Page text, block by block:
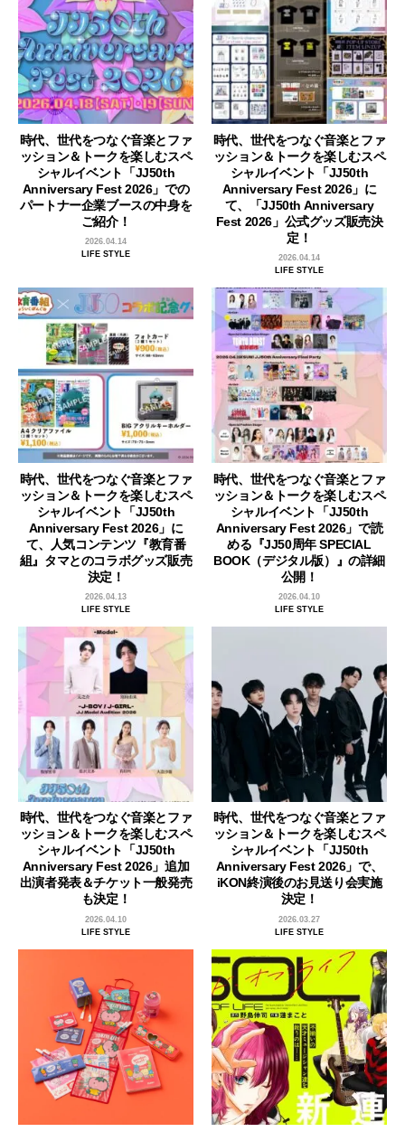
時代、世代をつなぐ音楽とファ
ッション＆トークを楽しむスペ
シャルイベント「JJ50th
Anniversary Fest 2026」での
パートナー企業ブースの中身を
ご紹介！
2026.04.14
LIFE STYLE
時代、世代をつなぐ音楽とファ
ッション＆トークを楽しむスペ
シャルイベント「JJ50th
Anniversary Fest 2026」に
て、「JJ50th Anniversary
Fest 2026」公式グッズ販売決
定！
2026.04.14
LIFE STYLE
時代、世代をつなぐ音楽とファ
ッション＆トークを楽しむスペ
シャルイベント「JJ50th
Anniversary Fest 2026」に
て、人気コンテンツ『教育番
組』タマとのコラボグッズ販売
決定！
2026.04.13
LIFE STYLE
時代、世代をつなぐ音楽とファ
ッション＆トークを楽しむスペ
シャルイベント「JJ50th
Anniversary Fest 2026」で読
める『JJ50周年 SPECIAL
BOOK（デジタル版）』の詳細
公開！
2026.04.10
LIFE STYLE
時代、世代をつなぐ音楽とファ
ッション＆トークを楽しむスペ
シャルイベント「JJ50th
Anniversary Fest 2026」追加
出演者発表＆チケット一般発売
も決定！
2026.04.10
LIFE STYLE
時代、世代をつなぐ音楽とファ
ッション＆トークを楽しむスペ
シャルイベント「JJ50th
Anniversary Fest 2026」で、
iKON終演後のお見送り会実施
決定！
2026.03.27
LIFE STYLE